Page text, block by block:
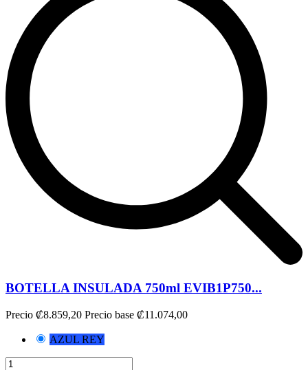
BOTELLA INSULADA 750ml EVIB1P750...
Precio ₡8.859,20 Precio base ₡11.074,00
AZUL REY